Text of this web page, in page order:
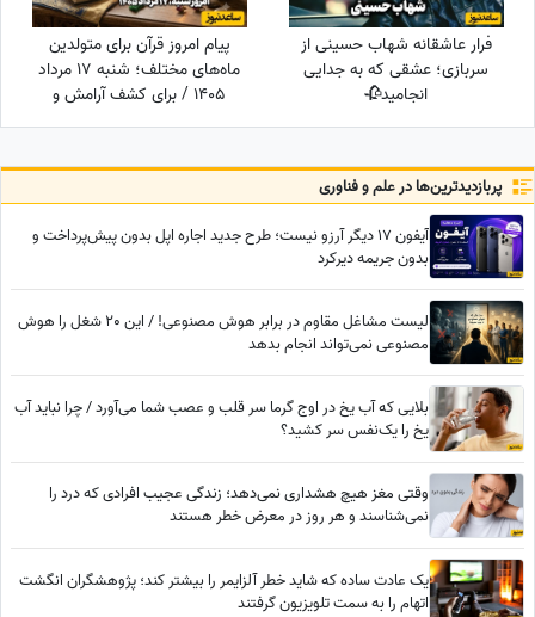
فرار عاشقانه شهاب حسینی از
سربازی؛ عشقی که به جدایی
انجامید🥀
پیام امروز قرآن برای متولدین
ماه‌های مختلف؛ شنبه 17 مرداد
1405 / برای کشف آرامش و
خوشبختی به آغوش خدا برویم
پربازدید‌ترین‌ها در علم و فناوری
آیفون 17 دیگر آرزو نیست؛ طرح جدید اجاره اپل بدون پیش‌پرداخت و
بدون جریمه دیرکرد
لیست مشاغل مقاوم در برابر هوش مصنوعی! / این 20 شغل را هوش
مصنوعی نمی‌تواند انجام بدهد
بلایی که آب یخ در اوج گرما سر قلب و عصب شما می‌آورد / چرا نباید آب
یخ را یک‌نفس سر کشید؟
وقتی مغز هیچ هشداری نمی‌دهد؛ زندگی عجیب افرادی که درد را
نمی‌شناسند و هر روز در معرض خطر هستند
یک عادت ساده که شاید خطر آلزایمر را بیشتر کند؛ پژوهشگران انگشت
اتهام را به سمت تلویزیون گرفتند